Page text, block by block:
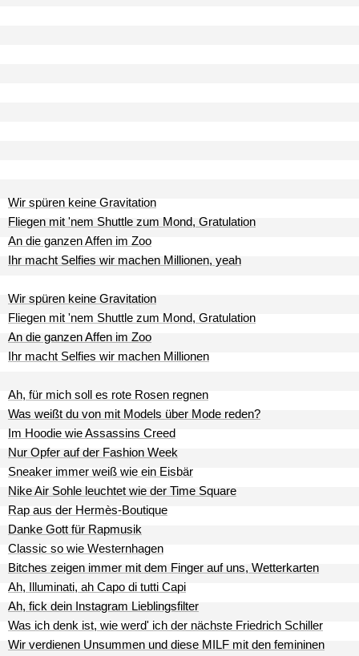
Wir spüren keine Gravitation
Fliegen mit 'nem Shuttle zum Mond, Gratulation
An die ganzen Affen im Zoo
Ihr macht Selfies wir machen Millionen, yeah
Wir spüren keine Gravitation
Fliegen mit 'nem Shuttle zum Mond, Gratulation
An die ganzen Affen im Zoo
Ihr macht Selfies wir machen Millionen
Ah, für mich soll es rote Rosen regnen
Was weißt du von mit Models über Mode reden?
Im Hoodie wie Assassins Creed
Nur Opfer auf der Fashion Week
Sneaker immer weiß wie ein Eisbär
Nike Air Sohle leuchtet wie der Time Square
Rap aus der Hermès-Boutique
Danke Gott für Rapmusik
Classic so wie Westernhagen
Bitches zeigen immer mit dem Finger auf uns, Wetterkarten
Ah, Illuminati, ah Capo di tutti Capi
Ah, fick dein Instagram Lieblingsfilter
Was ich denk ist, wie werd' ich der nächste Friedrich Schiller
Wir verdienen Unsummen und diese MILF mit den femininen